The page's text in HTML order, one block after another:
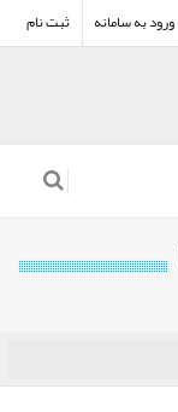
ورود به سامانه ثبت نام